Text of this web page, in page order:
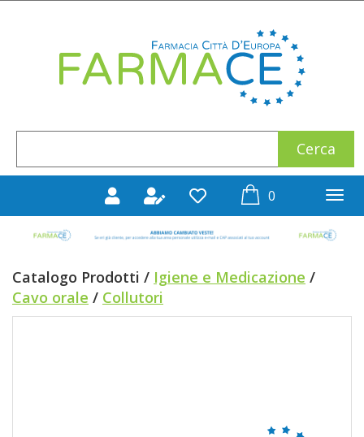
0prodotti
Catalogo Prodotti / Igiene e Medicazione /
Cavo orale / Collutori